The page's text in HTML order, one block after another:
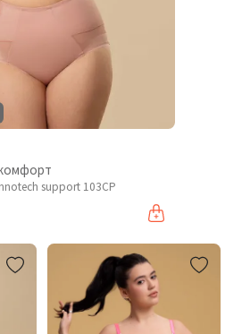
support 103CP